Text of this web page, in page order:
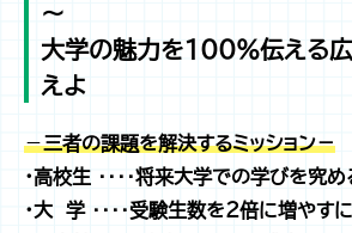
～
大学の魅力を100%伝える
えよ
－三者の課題を解決するミッション－
・高校生 ‥‥将来大学での学びを究め
・大 学 ‥‥受験生数を２倍に増やす